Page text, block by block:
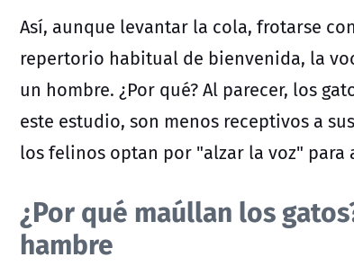
Así, aunque levantar la cola, frotarse
repertorio habitual de bienvenida, la
un hombre. ¿Por qué? Al parecer, los
este estudio, son menos receptivos a
los felinos optan por "alzar la voz" para
¿Por qué maúllan los
hambre